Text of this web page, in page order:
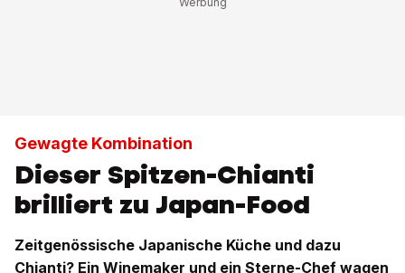
Gewagte Kombination
Dieser Spitzen-Chianti
brilliert zu Japan-Food
Zeitgenössische Japanische Küche und dazu
Chianti? Ein Winemaker und ein Sterne-Chef wagen